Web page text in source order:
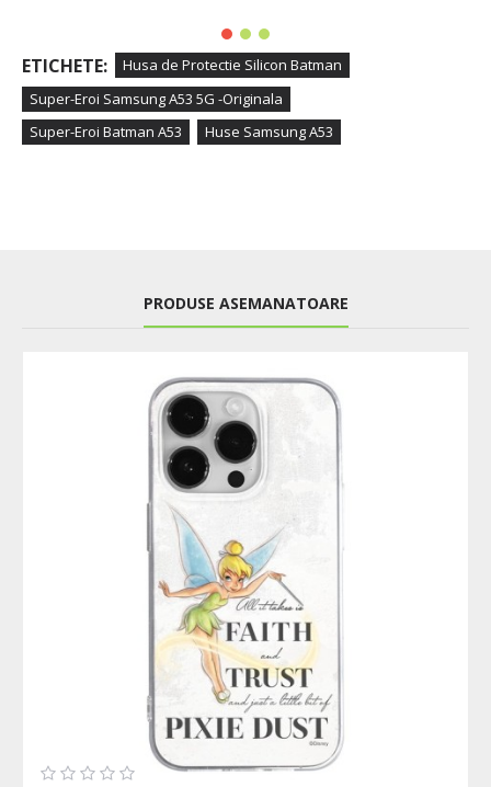
ETICHETE:
Husa de Protectie Silicon Batman
Super-Eroi Samsung A53 5G -Originala
Super-Eroi Batman A53
Huse Samsung A53
PRODUSE ASEMANATOARE